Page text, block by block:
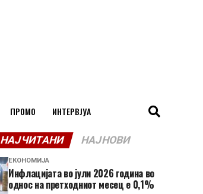
ПРОМО ИНТЕРВЈУА
НАЈЧИТАНИ НАЈНОВИ
ЕКОНОМИЈА
Инфлацијата во јули 2026 година во
однос на претходниот месец е 0,1%